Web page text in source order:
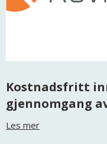
Kostnadsfritt
gjennomgang
Les mer